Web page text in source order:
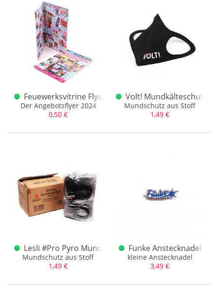
Feuewerksvitrine Flyer 2024
Der Angebotsflyer 2024
0,50 €
Volt! Mundkälteschutz
Mundschutz aus Stoff
1,49 €
Lesli #Pro Pyro Mundkälteschutz 100
Mundschutz aus Stoff
1,49 €
Funke Anstecknadel
kleine Anstecknadel
3,49 €